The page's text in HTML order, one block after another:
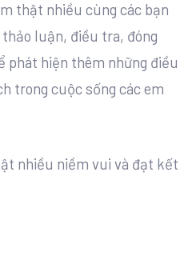
thật nhiều cùng các bạn
luận, điều tra, đóng
phát hiện thêm những điều
trong cuộc sống các em
nhiều niềm vui và đạt kết